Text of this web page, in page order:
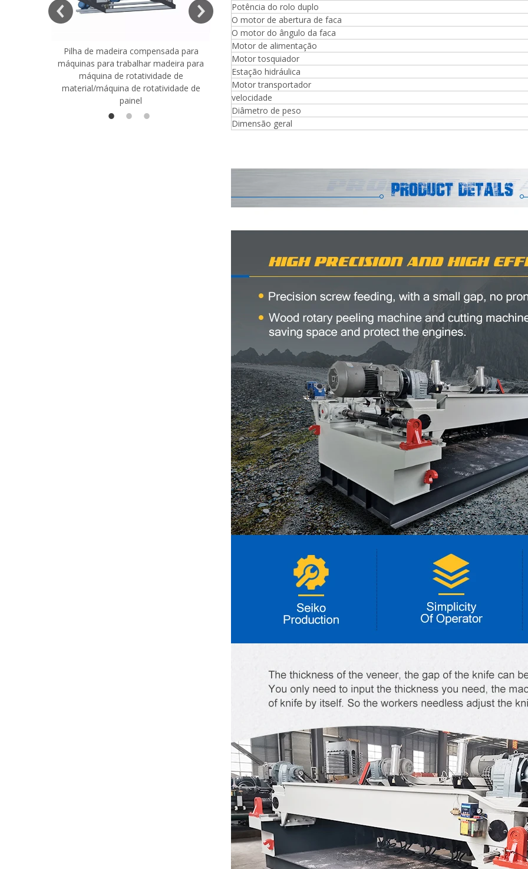
Pilha de madeira compensada para
máquinas para trabalhar madeira para
máquina de rotatividade de
material/máquina de rotatividade de
painel
Máquina espalhadora de cola para
madeira compensada, rolos de placa de
qualidade muito dura e inquebrável,
1400/2720mm, fornecida com 2000kg
Potência do rolo duplo
O motor de abertura de faca
O motor do ângulo da faca
Motor de alimentação
Motor tosquiador
Estação hidráulica
Motor transportador
velocidade
Diâmetro de peso
Dimensão geral